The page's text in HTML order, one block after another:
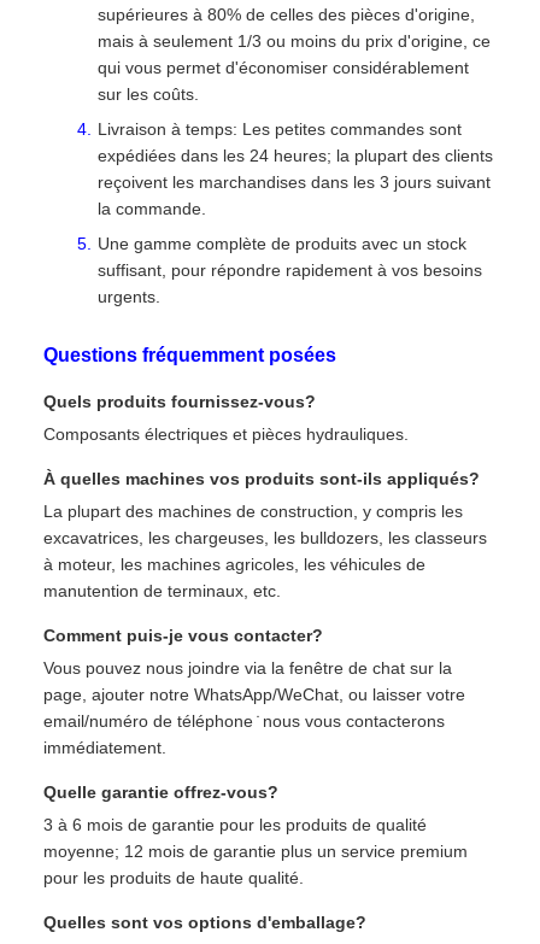
supérieures à 80% de celles des pièces d'origine,
mais à seulement 1/3 ou moins du prix d'origine, ce
qui vous permet d'économiser considérablement
sur les coûts.
Livraison à temps: Les petites commandes sont
expédiées dans les 24 heures; la plupart des clients
reçoivent les marchandises dans les 3 jours suivant
la commande.
Une gamme complète de produits avec un stock
suffisant, pour répondre rapidement à vos besoins
urgents.
Questions fréquemment posées
Quels produits fournissez-vous?
Composants électriques et pièces hydrauliques.
À quelles machines vos produits sont-ils appliqués?
La plupart des machines de construction, y compris les
excavatrices, les chargeuses, les bulldozers, les classeurs
à moteur, les machines agricoles, les véhicules de
manutention de terminaux, etc.
Comment puis-je vous contacter?
Vous pouvez nous joindre via la fenêtre de chat sur la
page, ajouter notre WhatsApp/WeChat, ou laisser votre
email/numéro de téléphone ̇ nous vous contacterons
immédiatement.
Quelle garantie offrez-vous?
3 à 6 mois de garantie pour les produits de qualité
moyenne; 12 mois de garantie plus un service premium
pour les produits de haute qualité.
Quelles sont vos options d'emballage?